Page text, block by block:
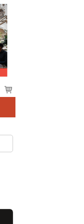
Voir
le